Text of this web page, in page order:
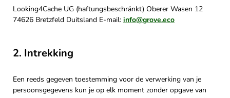
Looking4Cache UG (haftungsbeschränkt) Oberer Wasen 12
74626 Bretzfeld Duitsland E-mail: info@grove.eco
2. Intrekking
Een reeds gegeven toestemming voor de verwerking van je
persoonsgegevens kun je op elk moment zonder opgave van